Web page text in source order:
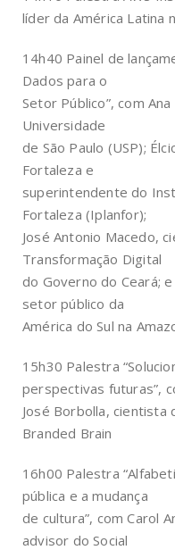
líder da América Latina
14h40 Painel de
Dados para o
Setor Público”, com
Universidade
de São Paulo (USP);
Fortaleza e
superintendente do
Fortaleza (Iplanfor);
José Antonio Macedo,
Transformação Digital
do Governo do Ceará;
setor público da
América do Sul na
15h30 Palestra
perspectivas futuras”,
José Borbolla, cientista
Branded Brain
16h00 Palestra
pública e a mudança
de cultura”, com Carol
advisor do Social